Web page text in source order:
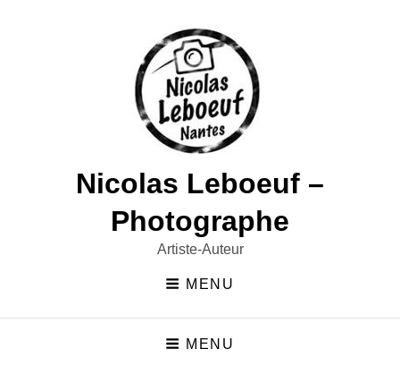
Nicolas Leboeuf –
Photographe
Artiste-Auteur
MENU
MENU